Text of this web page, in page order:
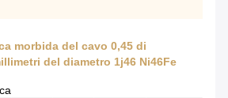
morbida del cavo 0,45 di
del diametro 1j46 Ni46Fe